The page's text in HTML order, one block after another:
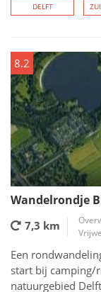
DELFT
8.2
Wandelrondje
7,3 km
Een
start bij camping/
natuurgebied